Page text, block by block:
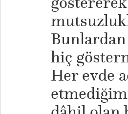
hiç
Her evde